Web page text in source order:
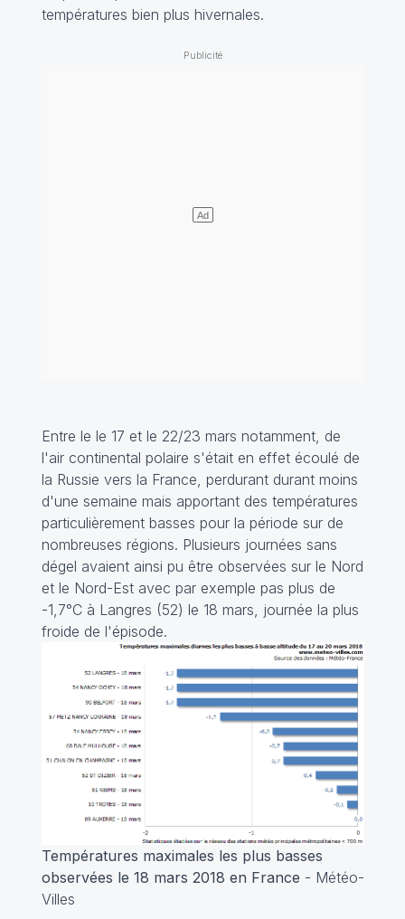
températures bien plus hivernales.
Entre le le 17 et le 22/23 mars notamment, de
l'air continental polaire s'était en effet écoulé de
la Russie vers la France, perdurant durant moins
d'une semaine mais apportant des températures
particulièrement basses pour la période sur de
nombreuses régions. Plusieurs journées sans
dégel avaient ainsi pu être observées sur le Nord
et le Nord-Est avec par exemple pas plus de
-1,7°C à Langres (52) le 18 mars, journée la plus
froide de l'épisode.
Températures maximales les plus basses
observées le 18 mars 2018 en France - Météo-
Villes